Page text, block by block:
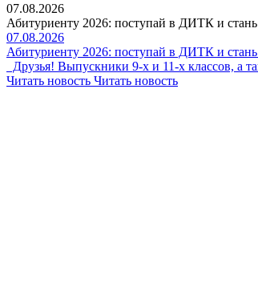
07.08.2026
Абитуриенту 2026: поступай в ДИТК и
07.08.2026
Абитуриенту 2026: поступай в ДИТК и
Друзья! Выпускники 9-х и 11-х классов, а
Читать новость Читать новость